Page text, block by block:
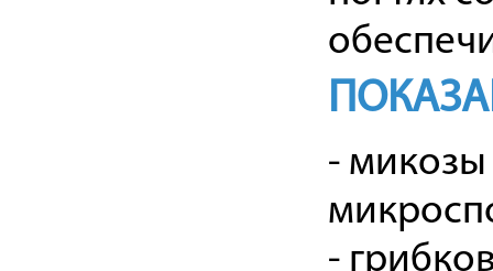
- микозы
-